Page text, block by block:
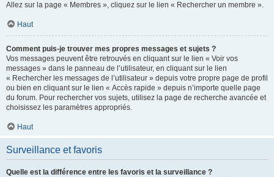
Allez sur la page « Membres », cliquez sur le lien « Rechercher un membre ».
Haut
Comment puis-je trouver mes propres messages et sujets ?
Vos messages peuvent être retrouvés en cliquant sur le lien « Voir vos
messages » dans le panneau de l’utilisateur, en cliquant sur le lien
« Rechercher les messages de l’utilisateur » depuis votre propre page de profil
ou bien en cliquant sur le lien « Accès rapide » depuis n’importe quelle page
du forum. Pour rechercher vos sujets, utilisez la page de recherche avancée et
choisissez les paramètres appropriés.
Haut
Surveillance et favoris
Quelle est la différence entre les favoris et la surveillance ?